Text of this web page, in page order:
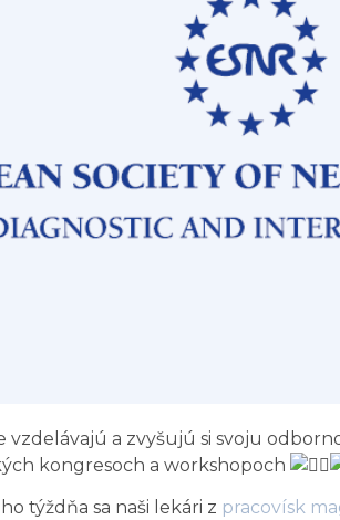
vzdelávajú a zvyšujú si svoju
kongresoch a workshopoch
týždňa sa naši lekári z pracovísk